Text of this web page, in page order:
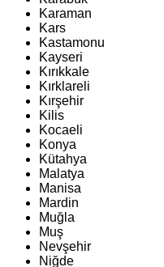
Karaman
Kars
Kastamonu
Kayseri
Kırıkkale
Kırklareli
Kırşehir
Kilis
Kocaeli
Konya
Kütahya
Malatya
Manisa
Mardin
Muğla
Muş
Nevşehir
Niğde